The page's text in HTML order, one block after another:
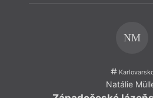
NM
Natálie